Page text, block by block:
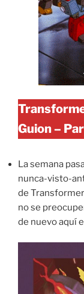
Guion –
La semana
nunca-visto-
de
no se
de nuevo aquí